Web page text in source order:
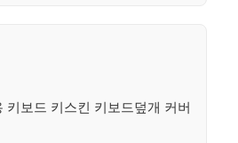
키보드 키스킨 키보드덮개 커버